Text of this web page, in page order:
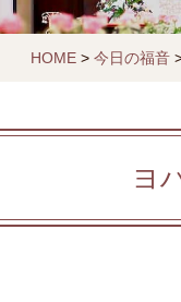
HOME > 今日の福音
ヨ